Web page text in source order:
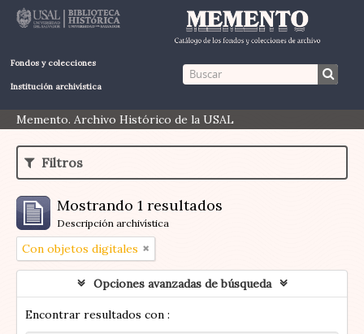
Fondos y colecciones
Institución archivística
Memento. Archivo Histórico de la USAL
Filtros
Mostrando 1 resultados
Descripción archivística
Con objetos digitales
Opciones avanzadas de búsqueda
Encontrar resultados con :